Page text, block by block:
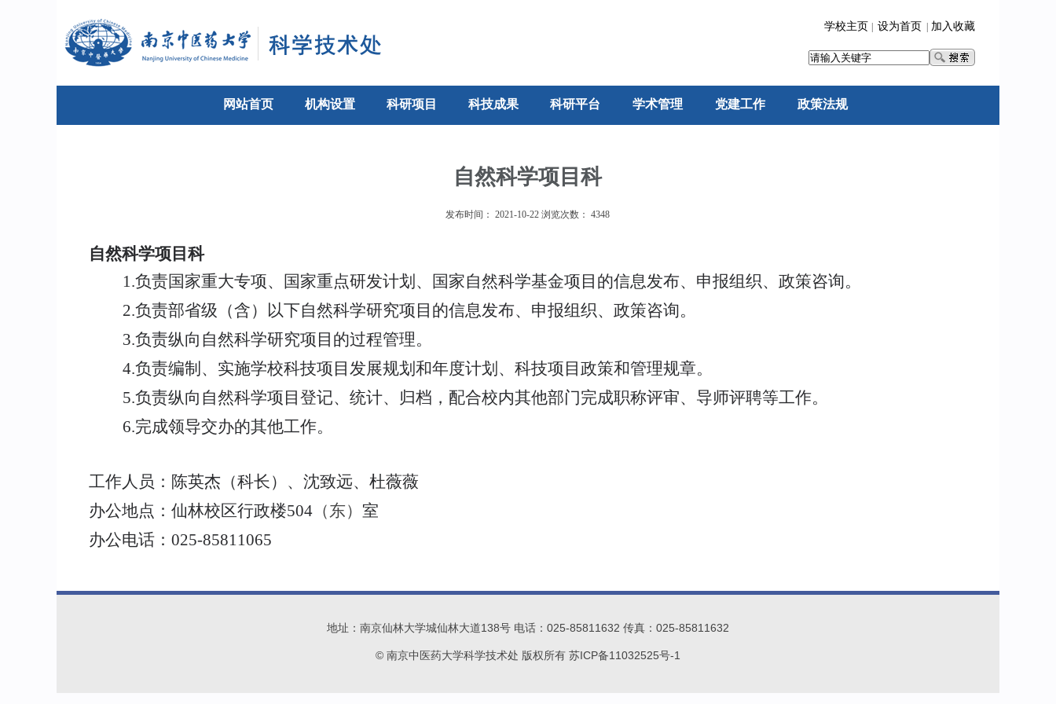
学校主页 设为首页 加入收藏
网站首页 机构设置 科研项目 科技成果 科研平台 学术管理 党建工作 政策法规
自然科学项目科
发布时间： 2021-10-22 浏览次数： 4348
自然科学项目科
1.负责国家重大专项、国家重点研发计划、国家自然科学基金项目的信息发布、申报组织、政策咨询。
2.负责部省级（含）以下自然科学研究项目的信息发布、申报组织、政策咨询。
3.负责纵向自然科学研究项目的过程管理。
4.负责编制、实施学校科技项目发展规划和年度计划、科技项目政策和管理规章。
5.负责纵向自然科学项目登记、统计、归档，配合校内其他部门完成职称评审、导师评聘等工作。
6.完成领导交办的其他工作。
工作人员：陈英杰（科长）、沈致远、杜薇薇
办公地点：仙林校区行政楼504（东） 室
办公电话： 025-85811065
地址：南京仙林大学城仙林大道138号 电话：025-85811632 传真：025-85811632
© 南京中医药大学科学技术处 版权所有 苏ICP备11032525号-1